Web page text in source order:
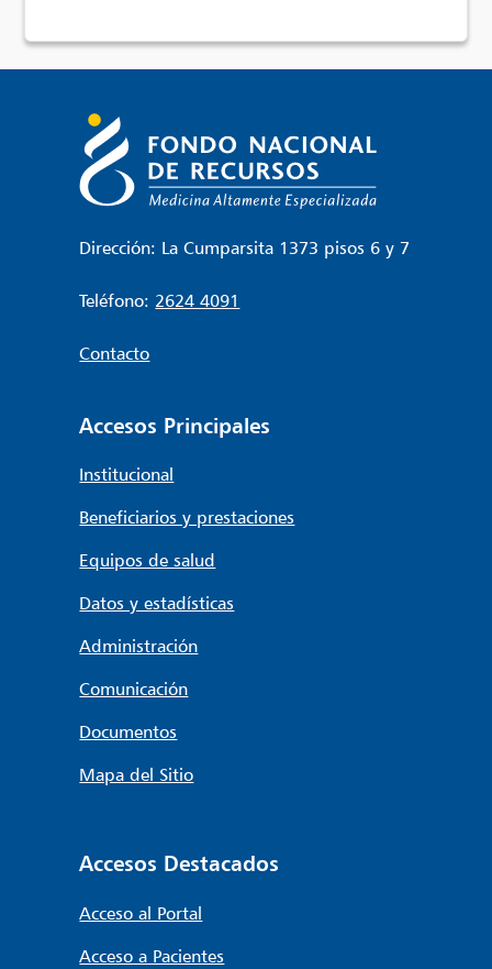
Dirección: La Cumparsita 1373 pisos 6 y 7
Teléfono: 2624 4091
Contacto
Accesos Principales
Institucional
Beneficiarios y prestaciones
Equipos de salud
Datos y estadísticas
Administración
Comunicación
Documentos
Mapa del Sitio
Accesos Destacados
Acceso al Portal
Acceso a Pacientes